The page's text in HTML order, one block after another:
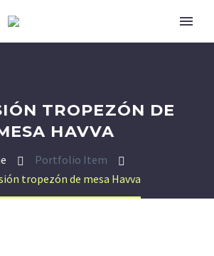
TROPEZÓN DE
HAVVA
Portfolio Item
tropezón de mesa Havva